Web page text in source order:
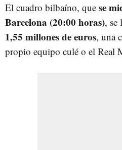
El cuadro bilbaíno, que se
Barcelona (20:00 horas), se
1,55 millones de euros, una
propio equipo culé o el Real